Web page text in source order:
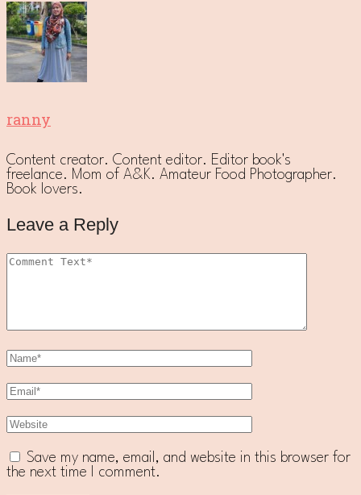
ranny
Content creator. Content editor. Editor book's
freelance. Mom of A&K. Amateur Food Photographer.
Book lovers.
Leave a Reply
Save my name, email, and website in this browser for
the next time I comment.